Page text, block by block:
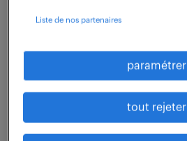
4 août 2026
CDI
60 000 - 80 000 € / an
Liste de nos partenaires
paramétrer
tout rejeter